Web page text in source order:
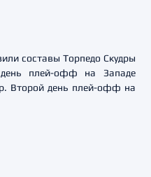
составы Торпедо Скудры
день плей-офф на Западе
Второй день плей-офф на